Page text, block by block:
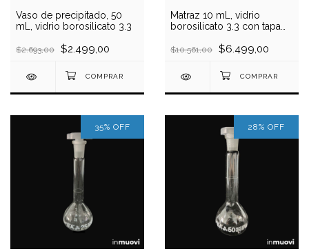
Vaso de precipitado, 50
mL, vidrio borosilicato 3.3
$2.693,00 $2.499,00
Matraz 10 mL, vidrio
borosilicato 3.3 con tapa
$10.561,00 $6.499,00
35% OFF 28% OFF